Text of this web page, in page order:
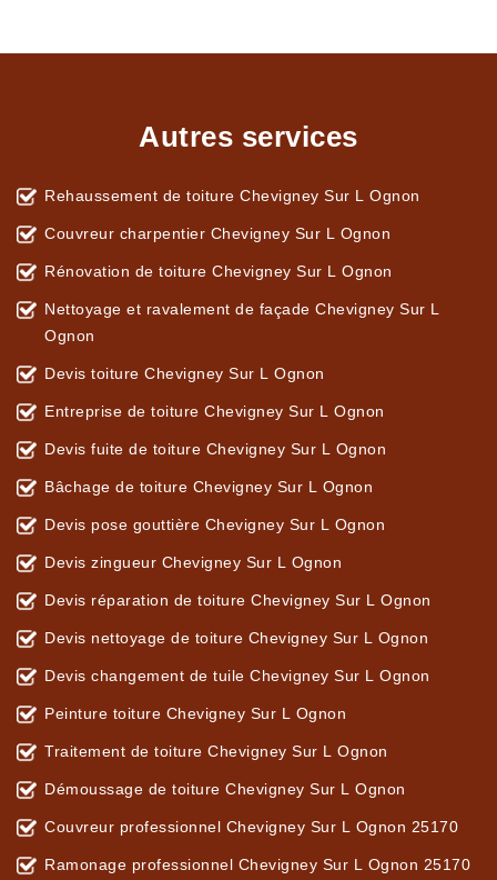
Autres services
Rehaussement de toiture Chevigney Sur L Ognon
Couvreur charpentier Chevigney Sur L Ognon
Rénovation de toiture Chevigney Sur L Ognon
Nettoyage et ravalement de façade Chevigney Sur L
Ognon
Devis toiture Chevigney Sur L Ognon
Entreprise de toiture Chevigney Sur L Ognon
Devis fuite de toiture Chevigney Sur L Ognon
Bâchage de toiture Chevigney Sur L Ognon
Devis pose gouttière Chevigney Sur L Ognon
Devis zingueur Chevigney Sur L Ognon
Devis réparation de toiture Chevigney Sur L Ognon
Devis nettoyage de toiture Chevigney Sur L Ognon
Devis changement de tuile Chevigney Sur L Ognon
Peinture toiture Chevigney Sur L Ognon
Traitement de toiture Chevigney Sur L Ognon
Démoussage de toiture Chevigney Sur L Ognon
Couvreur professionnel Chevigney Sur L Ognon 25170
Ramonage professionnel Chevigney Sur L Ognon 25170